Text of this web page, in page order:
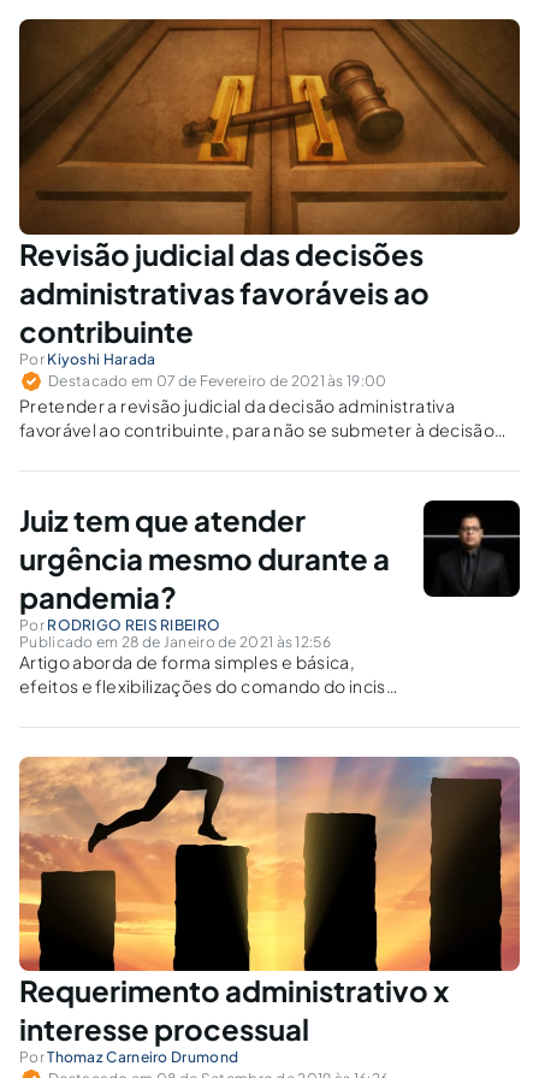
Revisão judicial das decisões
administrativas favoráveis ao
contribuinte
Por Kiyoshi Harada
Destacado em 07 de Fevereiro de 2021 às 19:00
Pretender a revisão judicial da decisão administrativa
favorável ao contribuinte, para não se submeter à decisão
provocar a autodestruição do poder legalmente exercitado
Juiz tem que atender
urgência mesmo durante a
pandemia?
Por RODRIGO REIS RIBEIRO
Publicado em 28 de Janeiro de 2021 às 12:56
Artigo aborda de forma simples e básica,
efeitos e flexibilizações do comando do inciso
práticos e recentes.
Requerimento administrativo x
interesse processual
PorThomaz Carneiro Drumond